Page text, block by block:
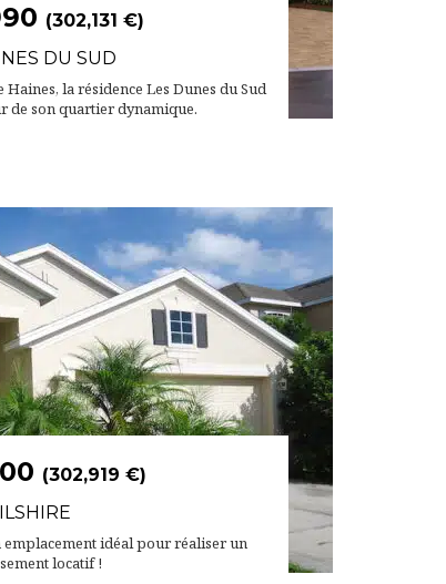
(302,131 €)
DU SUD
la résidence Les Dunes du Sud
de son quartier dynamique.
(302,919 €)
idéal pour réaliser un
locatif !